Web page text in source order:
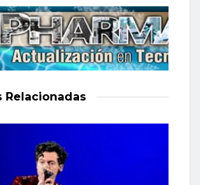
Relacionadas